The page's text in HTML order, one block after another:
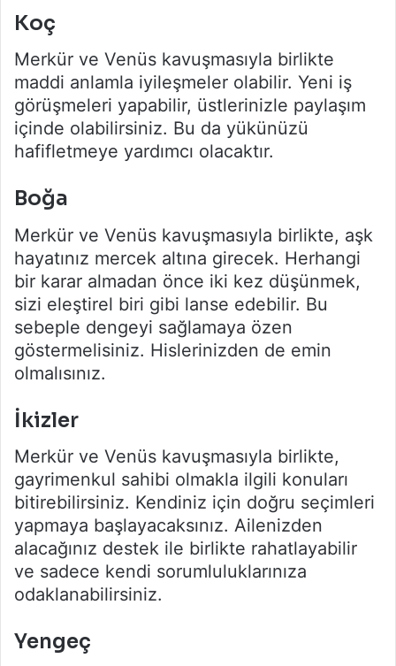
Koç
Merkür ve Venüs kavuşmasıyla birlikte
maddi anlamla iyileşmeler olabilir. Yeni iş
görüşmeleri yapabilir, üstlerinizle paylaşım
içinde olabilirsiniz. Bu da yükünüzü
hafifletmeye yardımcı olacaktır.
Boğa
Merkür ve Venüs kavuşmasıyla birlikte, aşk
hayatınız mercek altına girecek. Herhangi
bir karar almadan önce iki kez düşünmek,
sizi eleştirel biri gibi lanse edebilir. Bu
sebeple dengeyi sağlamaya özen
göstermelisiniz. Hislerinizden de emin
olmalısınız.
İkizler
Merkür ve Venüs kavuşmasıyla birlikte,
gayrimenkul sahibi olmakla ilgili konuları
bitirebilirsiniz. Kendiniz için doğru seçimleri
yapmaya başlayacaksınız. Ailenizden
alacağınız destek ile birlikte rahatlayabilir
ve sadece kendi sorumluluklarınıza
odaklanabilirsiniz.
Yengeç